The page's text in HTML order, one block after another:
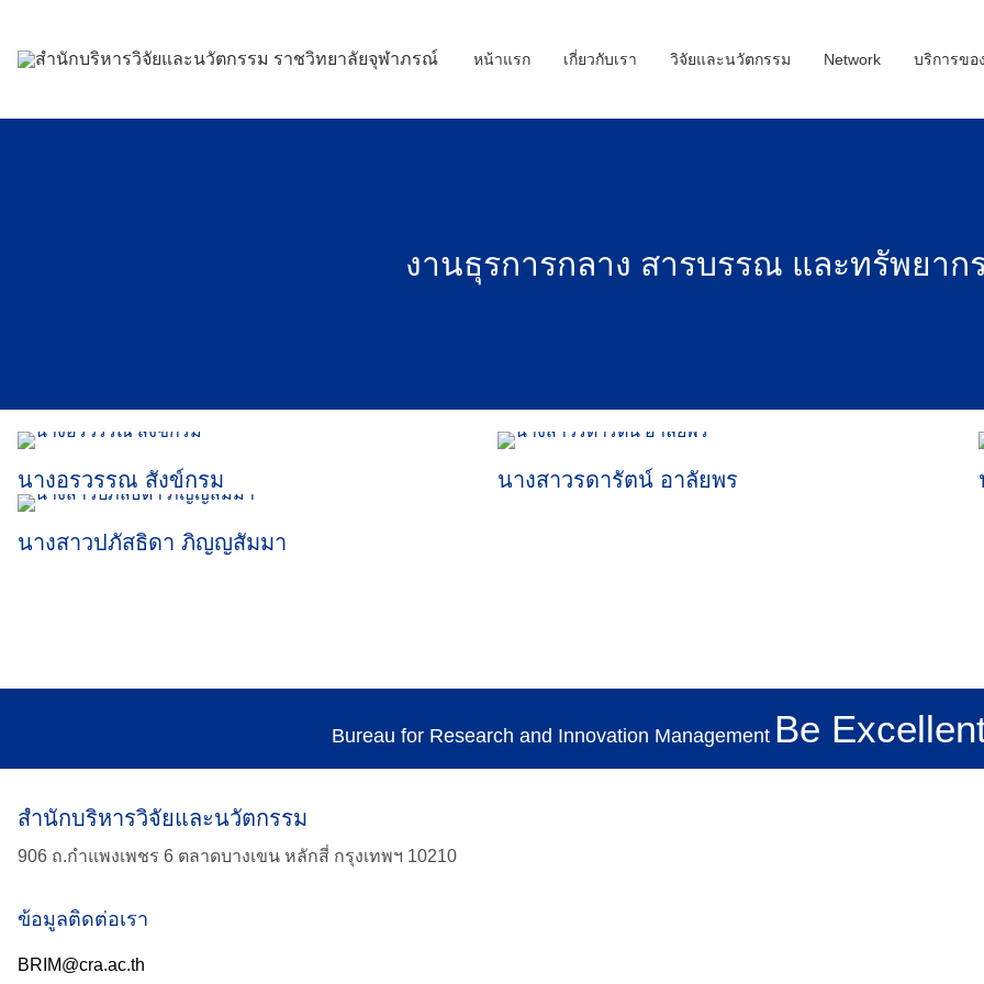
content
หน้าแรก เกี่ยวกับเรา วิจัยและนวัตกรรม Network บริการขอ
งานธุรการกลาง สารบรรณ และทรัพยาก
นางอรวรรณ สังข์กรม นางสาวรดารัตน์ อาลัยพร
นางสาวปภัสธิดา ภิญญสัมมา
Bureau for Research and Innovation Management Be
สำนักบริหารวิจัยและนวัตกรรม
906 ถ.กำแพงเพชร 6 ตลาดบางเขน หลักสี่ กรุงเทพฯ 10210
ข้อมูลติดต่อเรา
BRIM@cra.ac.th